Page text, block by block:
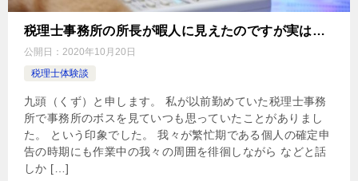
税理士事務所の所長が暇人に見えたのですが実は…
公開日： 2020年10月20日
税理士体験談
九頭（くず）と申します。 私が以前勤めていた税理士事務
所で事務所のボスを見ていつも思っていたことがありまし
た。 という印象でした。 我々が繁忙期である個人の確定申
告の時期にも作業中の我々の周囲を徘徊しながら などと話
しか […]